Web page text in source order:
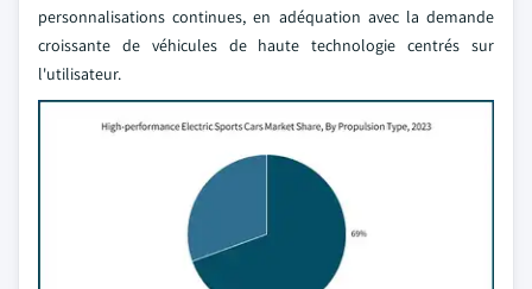
personnalisations continues, en adéquation avec la demande
croissante de véhicules de haute technologie centrés sur
l'utilisateur.